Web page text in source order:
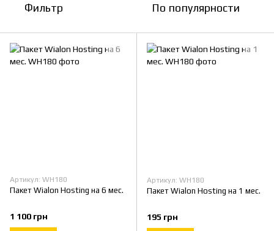
Фильтр По популярности
Артикул: WH180
Пакет Wialon Hosting на 6 мес.
1 100 грн
Артикул: WH180
Пакет Wialon Hosting на 1 мес.
195 грн